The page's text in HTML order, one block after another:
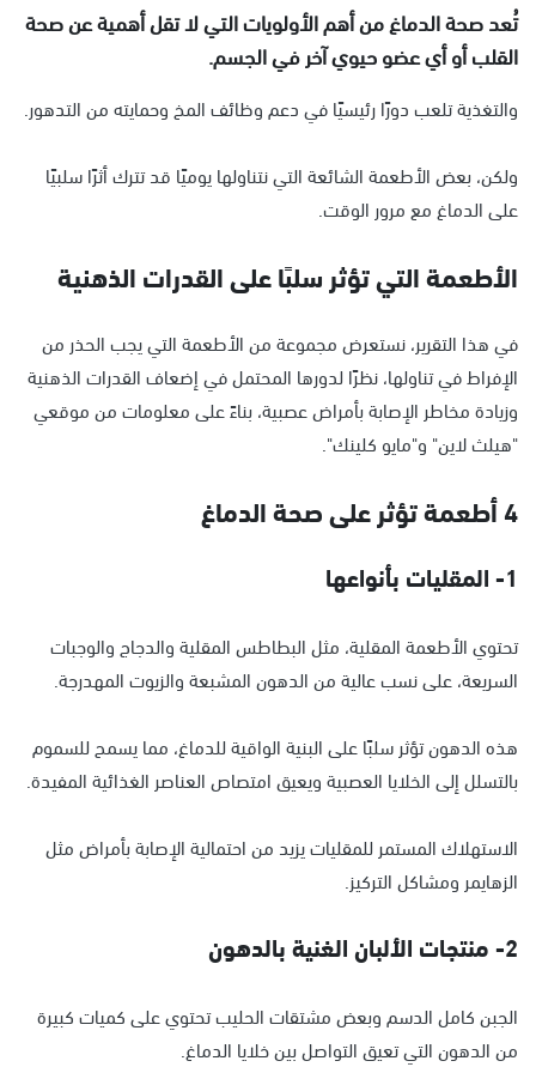
تُعد صحة الدماغ من أهم الأولويات التي لا تقل أهمية عن صحة
القلب أو أي عضو حيوي آخر في الجسم.
والتغذية تلعب دورًا رئيسيًا في دعم وظائف المخ وحمايته من التدهور.
ولكن، بعض الأطعمة الشائعة التي نتناولها يوميًا قد تترك أثرًا سلبيًا
على الدماغ مع مرور الوقت.
الأطعمة التي تؤثر سلبًا على القدرات الذهنية
في هذا التقرير، نستعرض مجموعة من الأطعمة التي يجب الحذر من
الإفراط في تناولها، نظرًا لدورها المحتمل في إضعاف القدرات الذهنية
وزيادة مخاطر الإصابة بأمراض عصبية، بناءً على معلومات من موقعي
"هيلث لاين" و"مايو كلينك".
4 أطعمة تؤثر على صحة الدماغ
1- المقليات بأنواعها
تحتوي الأطعمة المقلية، مثل البطاطس المقلية والدجاج والوجبات
السريعة، على نسب عالية من الدهون المشبعة والزيوت المهدرجة.
هذه الدهون تؤثر سلبًا على البنية الواقية للدماغ، مما يسمح للسموم
بالتسلل إلى الخلايا العصبية ويعيق امتصاص العناصر الغذائية المفيدة.
الاستهلاك المستمر للمقليات يزيد من احتمالية الإصابة بأمراض مثل
الزهايمر ومشاكل التركيز.
2- منتجات الألبان الغنية بالدهون
الجبن كامل الدسم وبعض مشتقات الحليب تحتوي على كميات كبيرة
من الدهون التي تعيق التواصل بين خلايا الدماغ.